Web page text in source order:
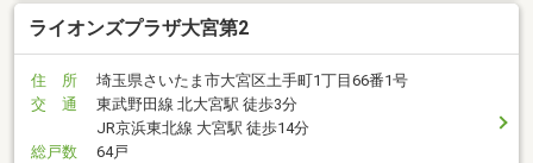
ライオンズプラザ大宮第2
住 所
埼玉県さいたま市大宮区土手町1丁目66番1号
交 通
東武野田線 北大宮駅 徒歩3分
JR京浜東北線 大宮駅 徒歩14分
総戸数
64戸